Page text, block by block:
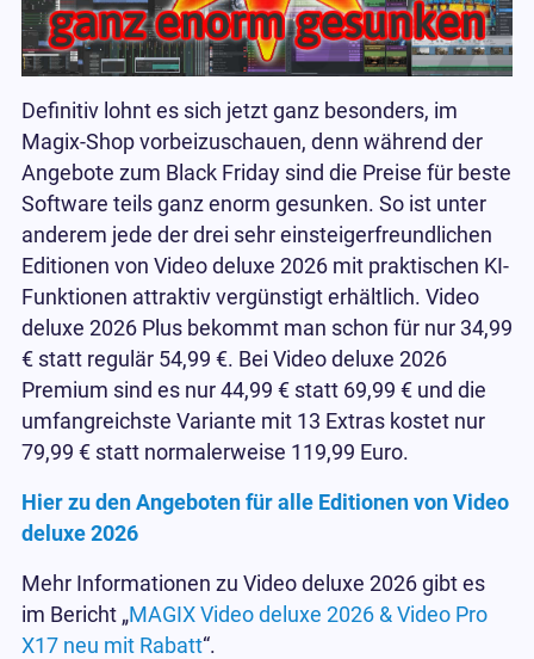
Definitiv lohnt es sich jetzt ganz besonders, im
Magix-Shop vorbeizuschauen, denn während der
Angebote zum Black Friday sind die Preise für beste
Software teils ganz enorm gesunken. So ist unter
anderem jede der drei sehr einsteigerfreundlichen
Editionen von Video deluxe 2026 mit praktischen KI-
Funktionen attraktiv vergünstigt erhältlich. Video
deluxe 2026 Plus bekommt man schon für nur 34,99
€ statt regulär 54,99 €. Bei Video deluxe 2026
Premium sind es nur 44,99 € statt 69,99 € und die
umfangreichste Variante mit 13 Extras kostet nur
79,99 € statt normalerweise 119,99 Euro.
Hier zu den Angeboten für alle Editionen von Video
deluxe 2026
Mehr Informationen zu Video deluxe 2026 gibt es
im Bericht „MAGIX Video deluxe 2026 & Video Pro
X17 neu mit Rabatt“.